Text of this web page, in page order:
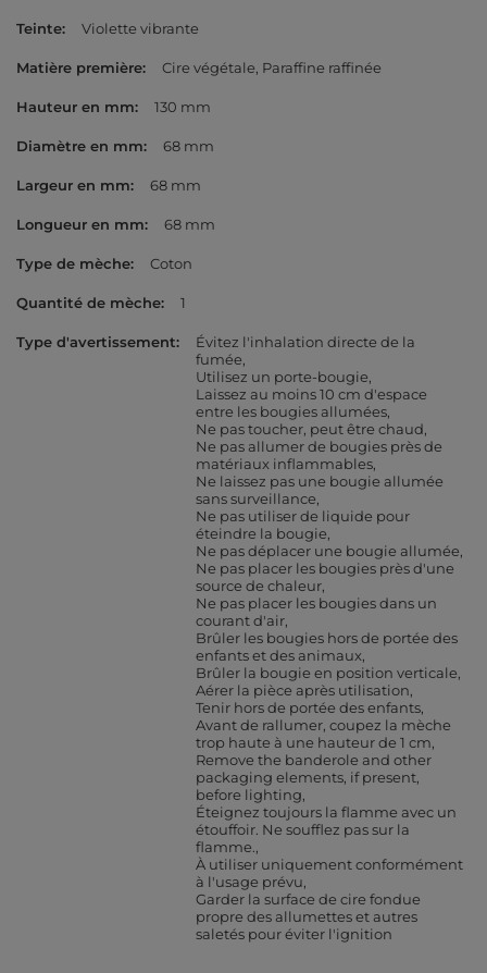
Teinte Violette vibrante
Matière première Cire végétale Paraffine raffinée
Hauteur en mm 130 mm
Diamètre en mm 68 mm
Largeur en mm 68 mm
Longueur en mm 68 mm
Type de mèche Coton
Quantité de mèche 1
Type d'avertissement
Évitez l'inhalation directe de la
fumée
Utilisez un porte-bougie
Laissez au moins 10 cm d'espace
entre les bougies allumées
Ne pas toucher, peut être chaud
Ne pas allumer de bougies près de
matériaux inflammables
Ne laissez pas une bougie allumée
sans surveillance
Ne pas utiliser de liquide pour
éteindre la bougie
Ne pas déplacer une bougie allumée
Ne pas placer les bougies près d'une
source de chaleur
Ne pas placer les bougies dans un
courant d'air
Brûler les bougies hors de portée des
enfants et des animaux
Brûler la bougie en position verticale
Aérer la pièce après utilisation
Tenir hors de portée des enfants
Avant de rallumer, coupez la mèche
trop haute à une hauteur de 1 cm
Remove the banderole and other
packaging elements, if present,
before lighting
Éteignez toujours la flamme avec un
étouffoir. Ne soufflez pas sur la
flamme.
À utiliser uniquement conformément
à l'usage prévu
Garder la surface de cire fondue
propre des allumettes et autres
saletés pour éviter l'ignition